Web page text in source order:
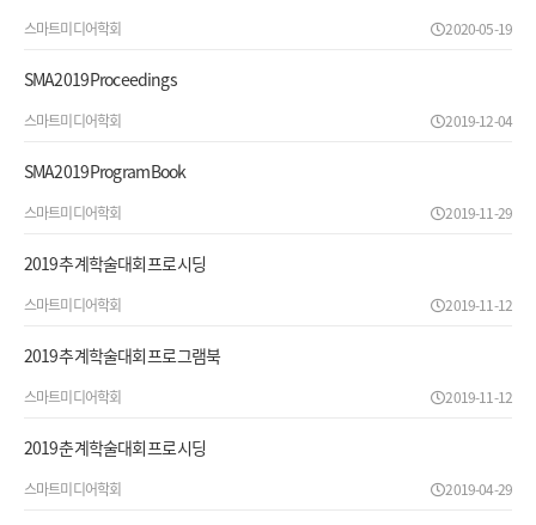
스마트미디어학회 2020-05-19
SMA2019 Proceedings
스마트미디어학회 2019-12-04
SMA2019 Program Book
스마트미디어학회 2019-11-29
2019 추계학술대회 프로시딩
스마트미디어학회 2019-11-12
2019 추계학술대회 프로그램북
스마트미디어학회 2019-11-12
2019 춘계학술대회 프로시딩
스마트미디어학회 2019-04-29